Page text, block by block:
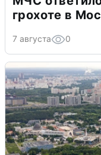
грохоте в
7 августа 0